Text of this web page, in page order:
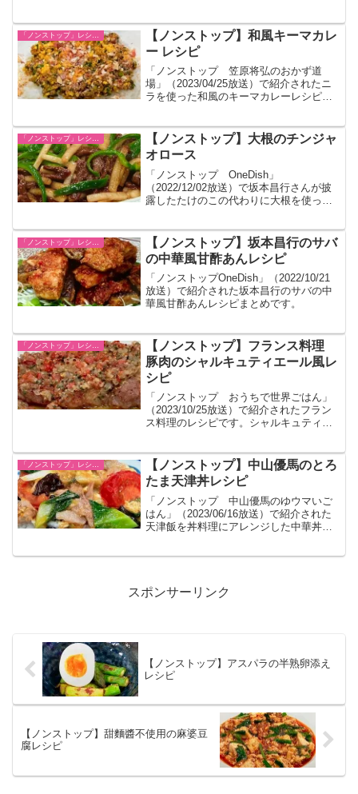
【ノンストップ】和風キーマカレ
ー レシピ
「ノンストップ 笠原将弘のおかず道
場」（2023/04/25放送）で紹介されたニ
ラを使った和風のキーマカレーレシピで
「ノンストップ」レシピ一覧
【ノンストップ】大根のチンジャ
オロース
「ノンストップ OneDish」
（2022/12/02放送）で坂本昌行さんが披
露したたけのこの代わりに大根を使った
【ノンストップ】坂本昌行のサバ
の中華風甘酢あんレシピ
「ノンストップOneDish」（2022/10/21
放送）で紹介された坂本昌行のサバの中
華風甘酢あんレシピまとめです。
【ノンストップ】フランス料理
豚肉のシャルキュティエール風レ
シピ
「ノンストップ おうちで世界ごはん」
（2023/10/25放送）で紹介されたフラン
ス料理のレシピです。シャルキュティエ
「ノンストップ」レシピ一覧
【ノンストップ】中山優馬のとろ
たま天津丼レシピ
「ノンストップ 中山優馬のゆウマいご
はん」（2023/06/16放送）で紹介された
天津飯を丼料理にアレンジした中華丼の
スポンサーリンク
【ノンストップ】アスパラの半熟卵添え
レシピ
【ノンストップ】甜麵醬不使用の麻婆豆
腐レシピ